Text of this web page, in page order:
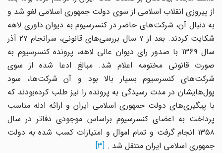
از پیروزی انقلاب اسلامی از سوی دولت جمهوری اسلامی لغو شد و
به دنبال آن، شرکت‌های حاضر در کنسرسیوم به دیوان داوری لاهه
شکایت کردند. بعد از ۷ سال بررسی‌های قانونی، سرانجام ۲۷ آذر
سال ۱۳۶۹ با صدور رای دیوان عالی لاهه، پرونده کنسرسیوم به
صورت قانونی مختومه اعلام شد. مبالغ ادعا شده از سوی
شرکت‌های کنسرسیوم بسیار بالا بود و آن شرکت‌ها، سود
پول‌هایشان در مدت رسیدگی به پرونده را نیز طلب کرده‌بودند که
با پیگیری‌های دولت جمهوری اسلامی ایران و ارائه ادله مناسب
پرداخت به اعضای کنسرسیوم براساس موجودی دفاتر در سال
۱۳۵۸ انجام گرفت و تمام اموال و امتیازات کسب شده به دولت
جمهوری اسلامی ایران منتقل شد.
[3]